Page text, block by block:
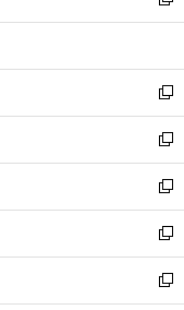
開
ウ
開
く
ン
ウ
で
開
く
ウ
ン
ド
ウ
で
開
く
し
ウ
ィ
ン
ド
ウ
で
開
く
新
し
い
ウ
ィ
ン
ド
ウ
で
開
新
し
い
ウ
ィ
ン
ド
ウ
新
し
い
ウ
ィ
ン
新
し
い
新